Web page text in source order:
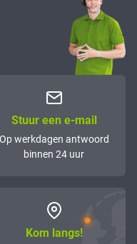
Stuur een e-mail
Op werkdagen antwoord
binnen 24 uur
Kom langs!